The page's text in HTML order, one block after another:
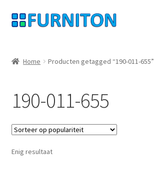
Ga
door
navigatie
Ga
naar
inhoud
Gegevensbescherming
Herroepingsrecht
Neem contact op met
Home Producten getagged “190-011-655”
190-011-655
Enig resultaat